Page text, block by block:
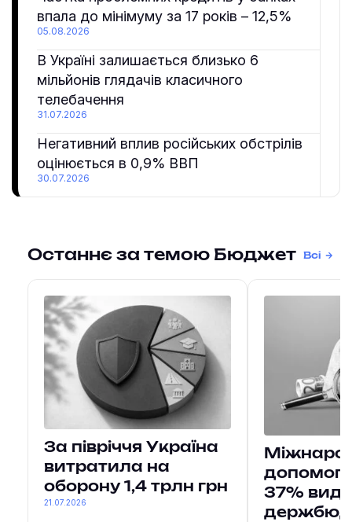
впала до мінімуму за 17 років – 12,5%
05.08.2026
В Україні залишається близько 6
мільйонів глядачів класичного
телебачення
31.07.2026
Негативний вплив російських обстрілів
оцінюється в 0,9% ВВП
30.07.2026
Останнє за темою Бюджет Всі
За півріччя Україна
витратила на
оборону 1,4 трлн грн
21.07.2026
37%